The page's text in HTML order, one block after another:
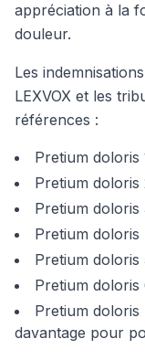
appréciation à la
douleur.
Les
LEXVOX et les
références :
Pretium doloris
Pretium
Pretium
Pretium
Pretium doloris
Pretium
Pretium
davantage pour